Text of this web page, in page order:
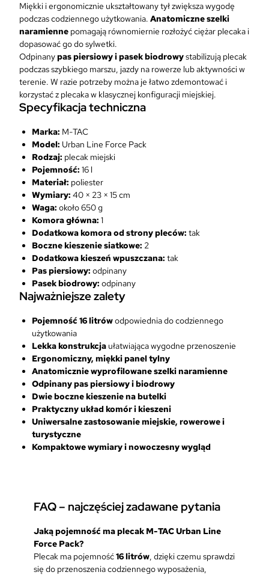
c
e
P
a
c
k
1
6
l
a
n
y
Miękki i ergonomicznie ukształtowany tył zwiększa wygodę
podczas codziennego użytkowania. Anatomiczne szelki
naramienne pomagają równomiernie rozłożyć ciężar plecaka i
dopasować go do sylwetki.
Odpinanypas piersiowy i pasek biodrowystabilizują plecak
podczas szybkiego marszu, jazdy na rowerze lub aktywności w
terenie. W razie potrzeby można je łatwo zdemontować i
korzystać z plecaka w klasycznej konfiguracji miejskiej.
Specyfikacja techniczna
Marka: M-TAC
Model: Urban Line Force Pack
Rodzaj: plecak miejski
Pojemność: 16 l
Materiał: poliester
Wymiary: 40 × 23 × 15 cm
Waga: około 650 g
Komora główna: 1
Dodatkowa komora od strony pleców: tak
Boczne kieszenie siatkowe: 2
Dodatkowa kieszeń wpuszczana: tak
Pas piersiowy: odpinany
Pasek biodrowy: odpinany
Najważniejsze zalety
Pojemność 16 litrówodpowiednia do codziennego
użytkowania
Lekka konstrukcja ułatwiająca wygodne przenoszenie
Ergonomiczny, miękki panel tylny
Anatomicznie wyprofilowane szelki naramienne
Odpinany pas piersiowy i biodrowy
Dwie boczne kieszenie na butelki
Praktyczny układ komór i kieszeni
Uniwersalne zastosowanie miejskie, rowerowe i
turystyczne
Kompaktowe wymiary i nowoczesny wygląd
FAQ – najczęściej zadawane pytania
Jaką pojemność ma plecak M-TAC Urban Line
Force Pack?
Plecak ma pojemność16 litrów, dzięki czemu sprawdzi
się do przenoszenia codziennego wyposażenia,